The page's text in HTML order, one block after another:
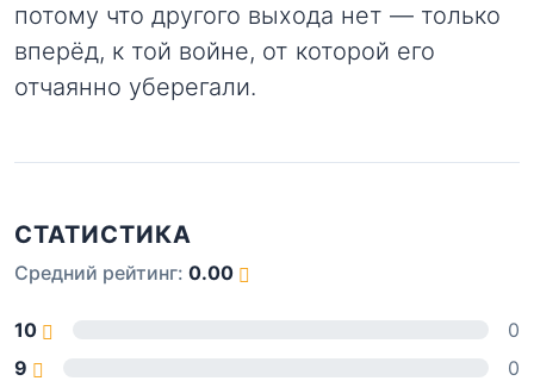
потому что другого выхода нет — только
вперёд, к той войне, от которой его
отчаянно уберегали.
СТАТИСТИКА
Средний рейтинг: 0.00
10
0
9
0